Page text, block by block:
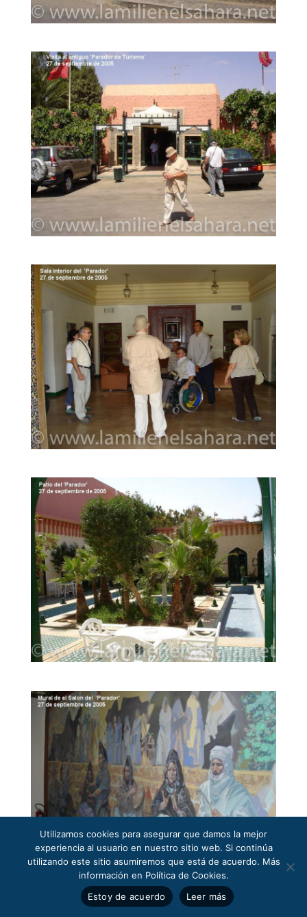
Utilizamos cookies para asegurar que damos la mejor
experiencia al usuario en nuestro sitio web. Si continúa
utilizando este sitio asumiremos que está de acuerdo. Más
información en Política de Cookies.
Estoy de acuerdo
Leer más